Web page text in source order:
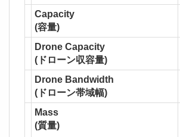
Capacity
(容量)
Drone Capacity
(ドローン収容量)
Drone Bandwidth
(ドローン帯域幅)
Mass
(質量)